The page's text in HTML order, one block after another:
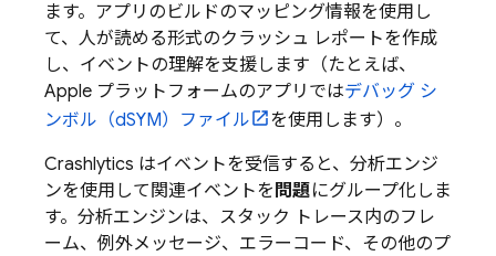
ます。アプリのビルドのマッピング情報を使用し
て、人が読める形式のクラッシュ レポートを作成
し、イベントの理解を支援します（たとえば、
Apple プラットフォームのアプリではデバッグ シ
ンボル（dSYM）ファイル
を使用します）。
Crashlytics はイベントを受信すると、分析エンジ
ンを使用して関連イベントを 問題にグループ化しま
す。分析エンジンは、スタック トレース内のフレ
ーム、例外メッセージ、エラーコード、その他のプ